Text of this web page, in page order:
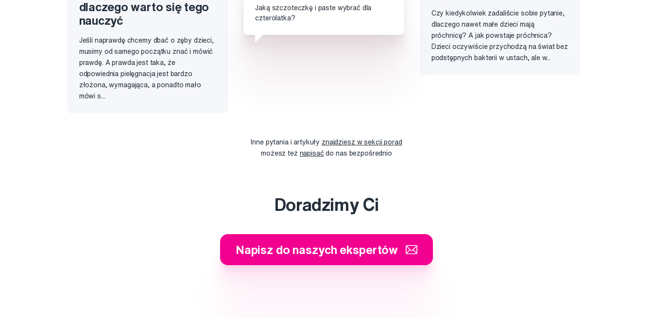
dlaczego warto się tego
nauczyć
Jeśli naprawdę chcemy dbać o zęby dzieci,
musimy od samego początku znać i mówić
prawdę. A prawda jest taka, że
odpowiednia pielęgnacja jest bardzo
złożona, wymagająca, a ponadto mało
mówi s...
Czy kiedykolwiek zadaliście sobie pytanie,
dlaczego nawet małe dzieci mają
próchnicę? A jak powstaje próchnica?
Dzieci oczywiście przychodzą na świat bez
podstępnych bakterii w ustach, ale w...
Jaką szczoteczkę i paste wybrać dla
czterolatka?
Inne pytania i artykuły znajdziesz w sekcji porad
możesz też napisać do nas bezpośrednio
Doradzimy Ci
Napisz do naszych ekspertów